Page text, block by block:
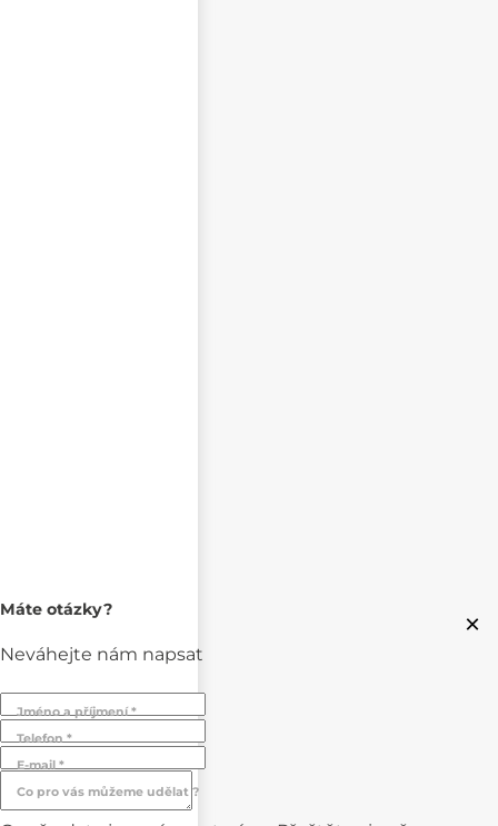
×
Máte otázky?
Neváhejte nám napsat
Jméno a příjmení *
Telefon *
E-mail *
Co pro vás můžeme udělat ?